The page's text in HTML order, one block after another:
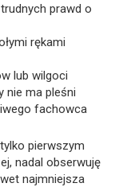
prawd o
rękami
lub wilgoci
nie ma pleśni
fachowca
pierwszym
nadal obserwuję
najmniejsza